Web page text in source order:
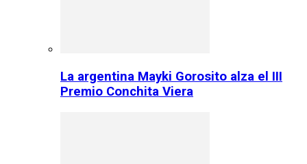
La argentina Mayki Gorosito alza el III
Premio Conchita Viera